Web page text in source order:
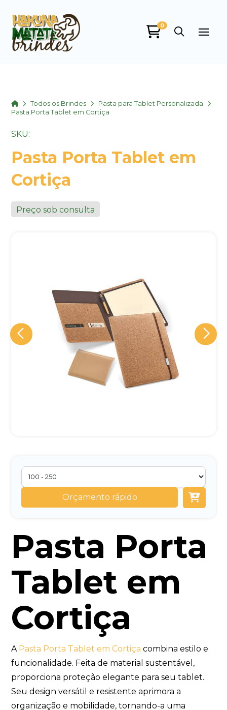
0
HomeTodos os Brindes
Pasta para Tablet Personalizada
Pasta Porta Tablet em Cortiça
SKU:
Pasta Porta Tablet em
Cortiça
Preço sob consulta
Orçamento rápido
Pasta Porta
Tablet em
Cortiça
A Pasta Porta Tablet em Cortiça combina estilo e
funcionalidade. Feita de material sustentável,
proporciona proteção elegante para seu tablet.
Seu design versátil e resistente aprimora a
organização e mobilidade, tornando-a uma